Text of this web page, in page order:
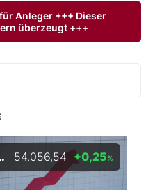
Anleger +++ Dieser
überzeugt +++
54.056,54 +0,25%